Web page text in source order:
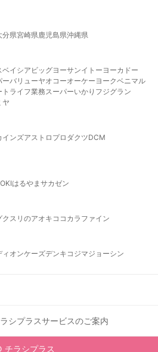
分県宮崎県鹿児島県沖縄県
ベイシア ビッグヨーサンイトーヨーカドー
ーバリューヤオコーオーケー ヨークベニマル
ライフ業務スーパーいかり フジグラン
ヤ
インズアストロプロダクツDCM
はるやま サカゼン
クスリのアオキ ココカラファイン
ィオンケーズデンキ コジマジョーシン
シプラスサービスのご案内
チラシプラス